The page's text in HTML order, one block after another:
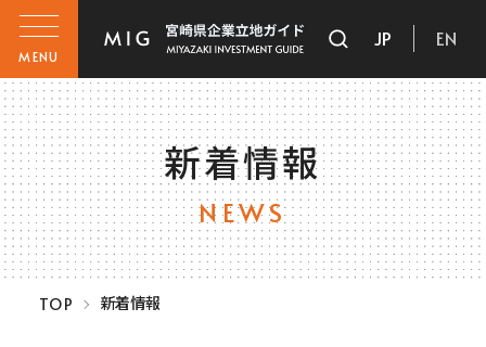
MENU
EN
JP
新着情報
NEWS
TOP 新着情報